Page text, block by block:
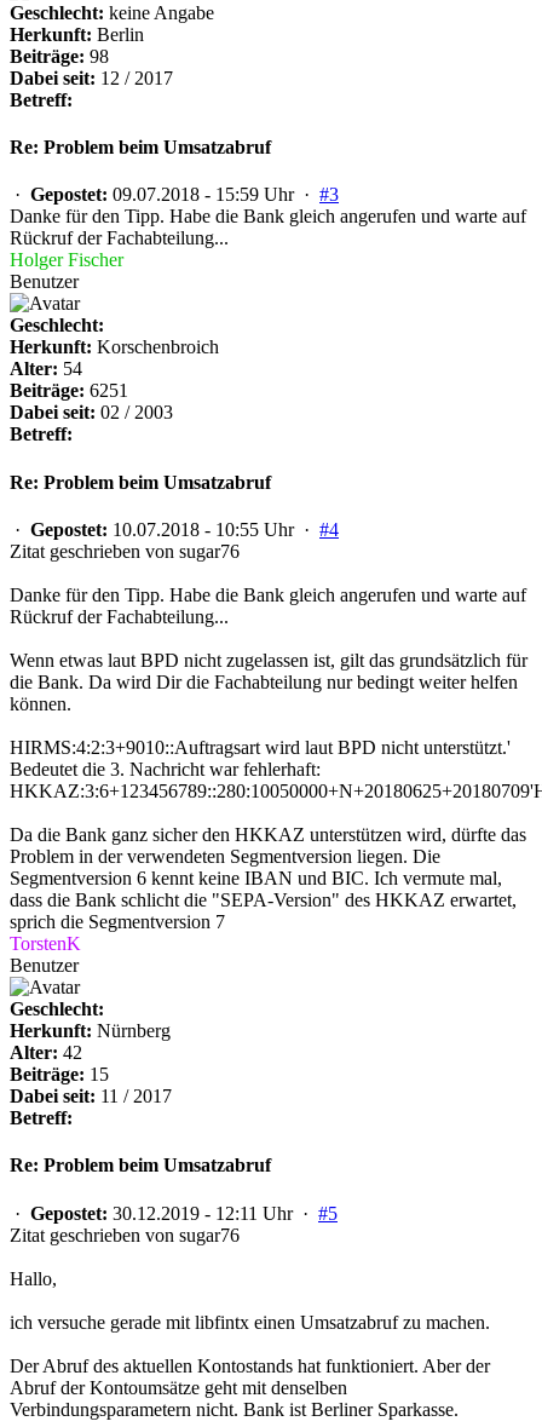
Geschlecht: keine Angabe
Herkunft: Berlin
Beiträge: 98
Dabei seit: 12 / 2017
Betreff:
Re: Problem beim Umsatzabruf
· Gepostet: 09.07.2018 - 15:59 Uhr · #3
Danke für den Tipp. Habe die Bank gleich angerufen und warte auf
Rückruf der Fachabteilung...
Holger Fischer
Benutzer
Geschlecht:
Herkunft: Korschenbroich
Alter: 54
Beiträge: 6251
Dabei seit: 02 / 2003
Betreff:
Re: Problem beim Umsatzabruf
· Gepostet: 10.07.2018 - 10:55 Uhr · #4
Zitat geschrieben von sugar76
Danke für den Tipp. Habe die Bank gleich angerufen und warte auf
Rückruf der Fachabteilung...
Wenn etwas laut BPD nicht zugelassen ist, gilt das grundsätzlich für
die Bank. Da wird Dir die Fachabteilung nur bedingt weiter helfen
können.
HIRMS:4:2:3+9010::Auftragsart wird laut BPD nicht unterstützt.'
Bedeutet die 3. Nachricht war fehlerhaft:
Da die Bank ganz sicher den HKKAZ unterstützen wird, dürfte das
Problem in der verwendeten Segmentversion liegen. Die
Segmentversion 6 kennt keine IBAN und BIC. Ich vermute mal,
dass die Bank schlicht die "SEPA-Version" des HKKAZ erwartet,
sprich die Segmentversion 7
TorstenK
Benutzer
Geschlecht:
Herkunft: Nürnberg
Alter: 42
Beiträge: 15
Dabei seit: 11 / 2017
Betreff:
Re: Problem beim Umsatzabruf
· Gepostet: 30.12.2019 - 12:11 Uhr · #5
Zitat geschrieben von sugar76
Hallo,
ich versuche gerade mit libfintx einen Umsatzabruf zu machen.
Der Abruf des aktuellen Kontostands hat funktioniert. Aber der
Abruf der Kontoumsätze geht mit denselben
Verbindungsparametern nicht. Bank ist Berliner Sparkasse.